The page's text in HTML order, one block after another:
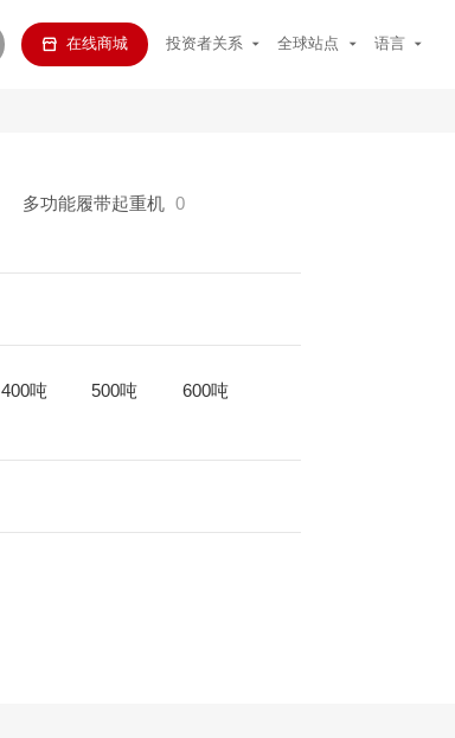
在线商城 投资者关系 全球站点 语言
多功能履带起重机 0
400吨 500吨 600吨